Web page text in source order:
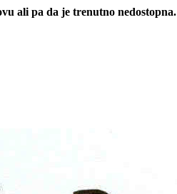
ali pa da je trenutno nedostopna.